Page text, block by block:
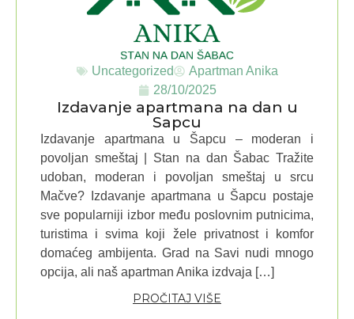
Uncategorized
Apartman Anika
28/10/2025
Izdavanje apartmana na dan u
Sapcu
Izdavanje apartmana u Šapcu – moderan i
povoljan smeštaj | Stan na dan Šabac Tražite
udoban, moderan i povoljan smeštaj u srcu
Mačve? Izdavanje apartmana u Šapcu postaje
sve popularniji izbor među poslovnim putnicima,
turistima i svima koji žele privatnost i komfor
domaćeg ambijenta. Grad na Savi nudi mnogo
opcija, ali naš apartman Anika izdvaja […]
PROČITAJ VIŠE